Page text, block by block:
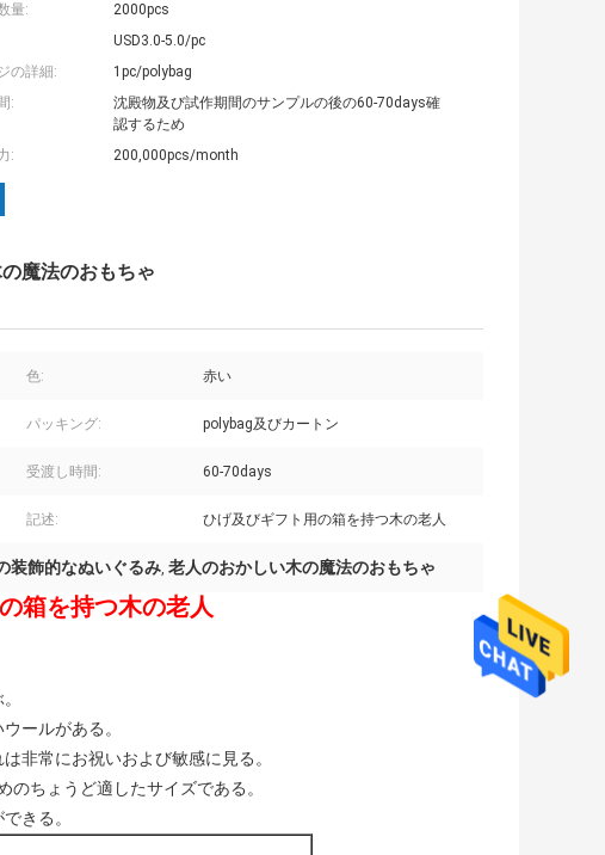
量:
2000pcs
USD3.0-5.0/pc
の詳細:
1pc/polybag
:
沈殿物及び試作期間のサンプルの後の60-70days確
認するため
:
200,000pcs/month
魔法のおもちゃ
色: 赤い
パッキング: polybag及びカートン
受渡し時間: 60-70days
記述: ひげ及びギフト用の箱を持つ木の老人
装飾的なぬいぐるみ, 老人のおかしい木の魔法のおもちゃ
箱を持つ木の老人
ールがある。
非常にお祝いおよび敏感に見る。
ちょうど適したサイズである。
きる。